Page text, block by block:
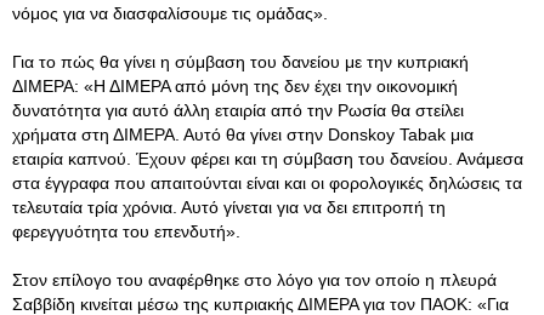
νόμος για να διασφαλίσουμε τις ομάδας».
Για το πώς θα γίνει η σύμβαση του δανείου με την κυπριακή
ΔΙΜΕΡΑ: «Η ΔΙΜΕΡΑ από μόνη της δεν έχει την οικονομική
δυνατότητα για αυτό άλλη εταιρία από την Ρωσία θα στείλει
χρήματα στη ΔΙΜΕΡΑ. Αυτό θα γίνει στην Donskoy Tabak μια
εταιρία καπνού. Έχουν φέρει και τη σύμβαση του δανείου. Ανάμεσα
στα έγγραφα που απαιτούνται είναι και οι φορολογικές δηλώσεις τα
τελευταία τρία χρόνια. Αυτό γίνεται για να δει επιτροπή τη
φερεγγυότητα του επενδυτή».
Στον επίλογο του αναφέρθηκε στο λόγο για τον οποίο η πλευρά
Σαββίδη κινείται μέσω της κυπριακής ΔΙΜΕΡΑ για τον ΠΑΟΚ: «Για